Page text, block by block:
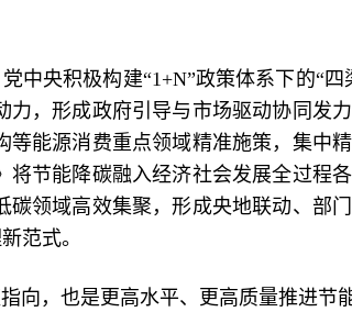
央积极构建“1+N”政策体系下的“
，形成政府引导与市场驱动协同发
能源消费重点领域精准施策，集中
节能降碳融入经济社会发展全过程
领域高效集聚，形成央地联动、部
范式。
，也是更高水平、更高质量推进节